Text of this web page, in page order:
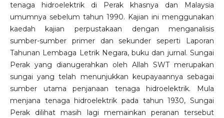
tenaga hidroelektrik di Perak khasnya dan Malaysia
umumnya sebelum tahun 1990. Kajian ini menggunakan
kaedah kajian perpustakaan dengan menganalisis
sumber-sumber primer dan sekunder seperti Laporan
Tahunan Lembaga Letrik Negara, buku dan jurnal. Sungai
Perak yang dianugerahkan oleh Allah SWT merupakan
sungai yang telah menunjukkan keupayaannya sebagai
sumber utama penjanaan tenaga hidroelektrik. Mula
menjana tenaga hidroelektrik pada tahun 1930, Sungai
Perak dilihat masih lagi memainkan peranan tersebut